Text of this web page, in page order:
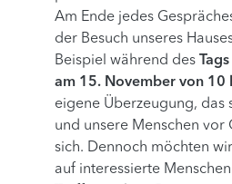
Am Ende jedes
der Besuch unseres
Beispiel während des
am 15. November von 10
eigene Überzeugung, das
und unsere Menschen vor
sich. Dennoch möchten
auf interessierte